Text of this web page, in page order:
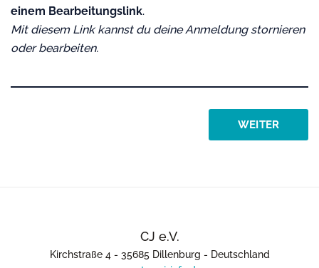
einem Bearbeitungslink.
Mit diesem Link kannst du deine Anmeldung stornieren
oder bearbeiten.
WEITER
CJ e.V.
Kirchstraße 4 - 35685 Dillenburg - Deutschland